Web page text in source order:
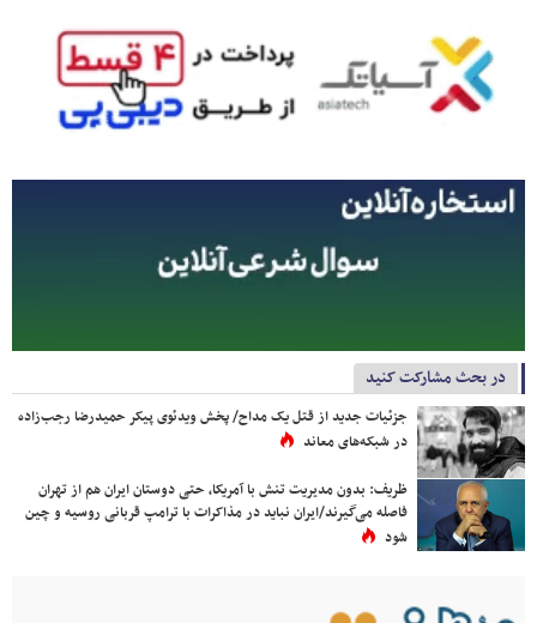
در بحث مشارکت کنید
جزئیات جدید از قتل یک مداح/ پخش ویدئوی پیکر حمیدرضا رجب‌زاده
در شبکه‌های معاند
ظریف: بدون مدیریت تنش با آمریکا، حتی دوستان ایران هم از تهران
فاصله می‌گیرند/ایران نباید در مذاکرات با ترامپ قربانی روسیه و چین
شود